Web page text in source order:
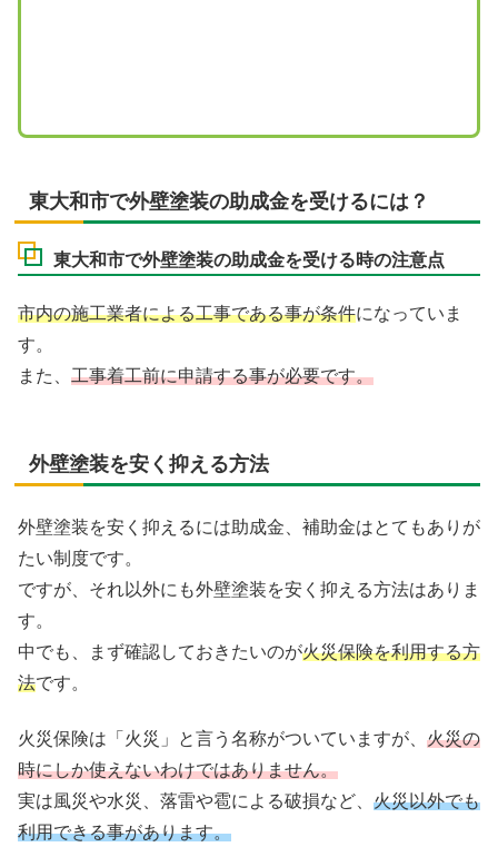
東大和市で外壁塗装の助成金を受けるには？
東大和市で外壁塗装の助成金を受ける時の注意点
市内の施工業者による工事である事が条件になっていま
す。
また、 工事着工前に申請する事が必要です。
外壁塗装を安く抑える方法
外壁塗装を安く抑えるには助成金、補助金はとてもありが
たい制度です。
ですが、それ以外にも外壁塗装を安く抑える方法はありま
す。
中でも、まず確認しておきたいのが火災保険を利用する方
法です。
火災保険は「火災」と言う名称がついていますが、 火災の
時にしか使えないわけではありません。
実は風災や水災、落雷や雹による破損など、 火災以外でも
利用できる事があります。